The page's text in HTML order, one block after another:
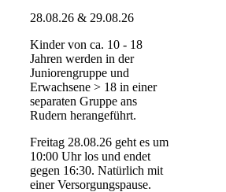
28.08.26 & 29.08.26
Kinder von ca. 10 - 18
Jahren werden in der
Juniorengruppe und
Erwachsene > 18 in einer
separaten Gruppe ans
Rudern herangeführt.
Freitag 28.08.26 geht es um
10:00 Uhr los und endet
gegen 16:30. Natürlich mit
einer Versorgungspause.